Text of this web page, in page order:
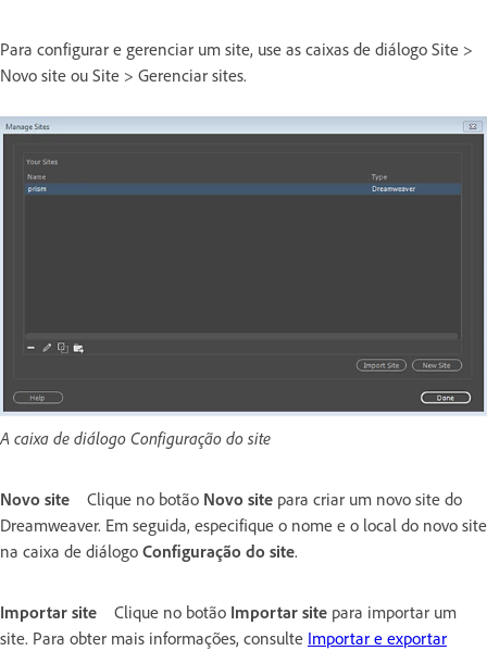
Para configurar e gerenciar um site, use as caixas de diálogo Site >
Novo site ou Site > Gerenciar sites.
A caixa de diálogo Configuração do site
Novo site Clique no botão Novo site para criar um novo site do
Dreamweaver. Em seguida, especifique o nome e o local do novo site
na caixa de diálogo Configuração do site.
Importar site Clique no botão Importar site para importar um
site. Para obter mais informações, consulte Importar e exportar